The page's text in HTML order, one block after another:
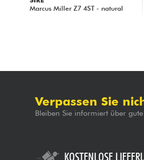
Marcus Miller Z7 4ST - natural
Verpassen Sie
Bleiben Sie informiert über
KOSTENLOSE